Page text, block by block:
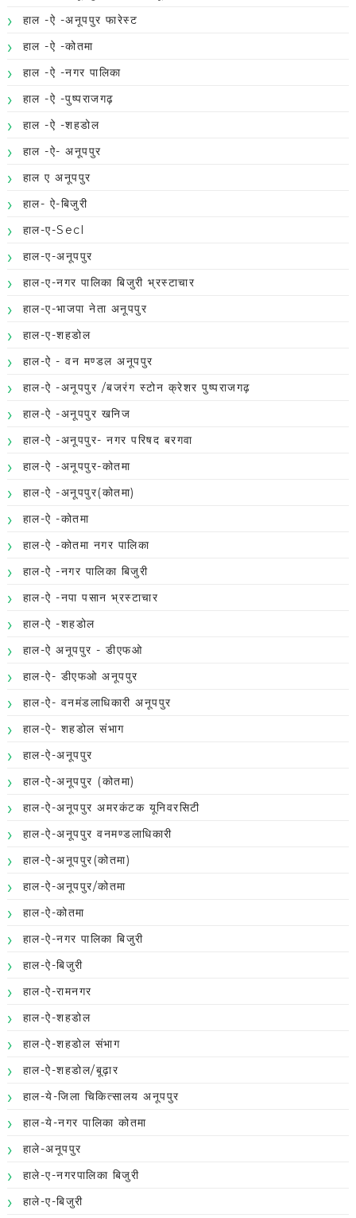
हाल -ऐ -अनूपपुर फारेस्ट
हाल -ऐ -कोतमा
हाल -ऐ -नगर पालिका
हाल -ऐ -पुष्पराजगढ़
हाल -ऐ -शहडोल
हाल -ऐ- अनूपपुर
हाल ए अनूपपुर
हाल- ऐ-बिजुरी
हाल-ए-Secl
हाल-ए-अनूपपुर
हाल-ए-नगर पालिका बिजुरी भ्रस्टाचार
हाल-ए-भाजपा नेता अनूपपुर
हाल-ए-शहडोल
हाल-ऐ - वन मण्डल अनूपपुर
हाल-ऐ -अनूपपुर /बजरंग स्टोन क्रेशर पुष्पराजगढ़
हाल-ऐ -अनूपपुर खनिज
हाल-ऐ -अनूपपुर- नगर परिषद बरगवा
हाल-ऐ -अनूपपुर-कोतमा
हाल-ऐ -अनूपपुर(कोतमा)
हाल-ऐ -कोतमा
हाल-ऐ -कोतमा नगर पालिका
हाल-ऐ -नगर पालिका बिजुरी
हाल-ऐ -नपा पसान भ्रस्टाचार
हाल-ऐ -शहडोल
हाल-ऐ अनूपपुर - डीएफओ
हाल-ऐ- डीएफओ अनूपपुर
हाल-ऐ- वनमंडलाधिकारी अनूपपुर
हाल-ऐ- शहडोल संभाग
हाल-ऐ-अनूपपुर
हाल-ऐ-अनूपपुर (कोतमा)
हाल-ऐ-अनूपपुर अमरकंटक यूनिवरसिटी
हाल-ऐ-अनूपपुर वनमण्डलाधिकारी
हाल-ऐ-अनूपपुर(कोतमा)
हाल-ऐ-अनूपपुर/कोतमा
हाल-ऐ-कोतमा
हाल-ऐ-नगर पालिका बिजुरी
हाल-ऐ-बिजुरी
हाल-ऐ-रामनगर
हाल-ऐ-शहडोल
हाल-ऐ-शहडोल संभाग
हाल-ऐ-शहडोल/बूढ़ार
हाल-ये-जिला चिकित्सालय अनूपपुर
हाल-ये-नगर पालिका कोतमा
हाले-अनूपपुर
हाले-ए-नगरपालिका बिजुरी
हाले-ए-बिजुरी